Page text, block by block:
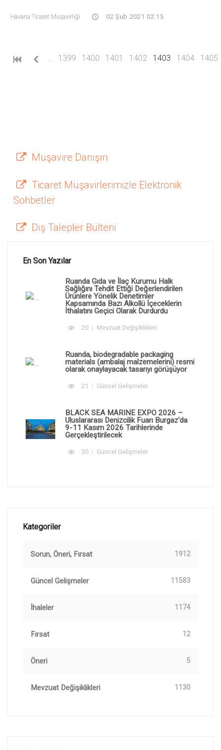
Havana Ticaret Müşavirliği 02 Şub 2021 02:15
1399 1400 1401 1402 1403 (current)
1404 1405
Müşavire Danışın
Ticaret Müşavirlerimizle Elektronik
Sohbetler
Dış Talepler Bülteni
En Son Yazılar
Ruanda Gıda ve İlaç Kurumu Halk
Sağlığını Tehdit Ettiği Değerlendirilen
Ürünlere Yönelik Denetimler
Kapsamında Bazı Alkollü İçeceklerin
İthalatını Geçici Olarak Durdurdu
20 Mevzuat Değişiklikleri
Ruanda, biodegradable packaging
materials (ambalaj malzemelerini) resmi
olarak onaylayacak tasarıyı görüşüyor
21 Güncel Gelişmeler
BLACK SEA MARINE EXPO 2026 –
Uluslararası Denizcilik Fuarı Burgaz'da
9-11 Kasım 2026 Tarihlerinde
Gerçekleştirilecek
30 Güncel Gelişmeler
Kategoriler
Sorun, Öneri, Fırsat 1912
Güncel Gelişmeler 11583
İhaleler 1174
Fırsat 12
Öneri 5
Mevzuat Değişiklikleri 1130